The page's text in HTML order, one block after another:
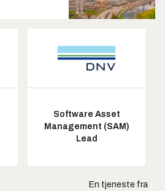
Software Asset
Management (SAM)
Lead
En tjeneste fra